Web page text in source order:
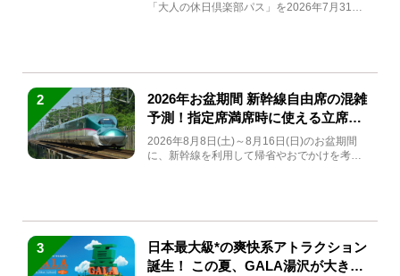
「大人の休日倶楽部パス」を2026年7月31日
2
2026年お盆期間 新幹線自由席の混雑
予測！指定席満席時に使える立席特
急券も解説
2026年8月8日(土)～8月16日(日)のお盆期間
に、新幹線を利用して帰省やおでかけを考え
3
日本最大級*の爽快系アトラクション
誕生！ この夏、GALA湯沢が大きく